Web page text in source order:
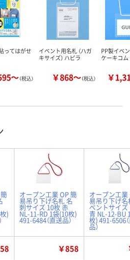
ってはがせ
～（税込）
イベント用名札 （ハガ
キサイズ） ハピラ
￥868～（税込）
PP製イベ
ケーキコム
￥
)
オープン工業 OP 簡
易吊り下げ名札 名
刺サイズ 10枚 赤
NL-11-RD 1袋(10枚)
491-6484（直送品）
オープン工業
易吊り下げ名
ベントサイズ
青 NL-12-BU
枚) 491-6506
品）
￥858